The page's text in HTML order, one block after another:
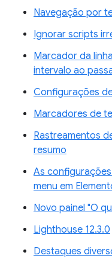
Navegação por
Ignorar scripts
Marcador da
intervalo ao
Configurações
Marcadores de
Rastreamentos
resumo
As
menu em
Novo painel "O
Lighthouse 12.3.0
Destaques